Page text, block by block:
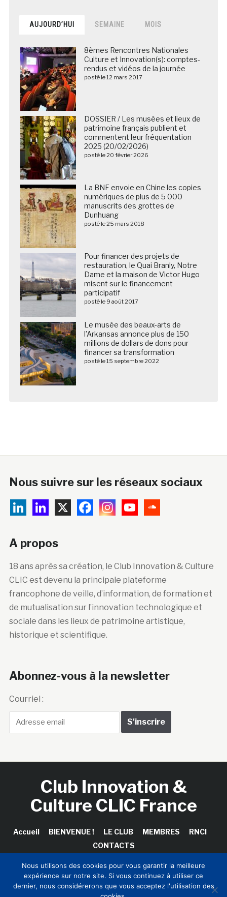
AUJOURD’HUI SEMAINE MOIS
8èmes Rencontres Nationales
Culture et Innovation(s): comptes-
rendus et vidéos de la journée
posté le 12 mars 2017
DOSSIER / Les musées et lieux de
patrimoine français publient et
commentent leur fréquentation
2025 (20/02/2026)
posté le 20 février 2026
La BNF envoie en Chine les copies
numériques de plus de 5 000
manuscrits des grottes de
Dunhuang
posté le 25 mars 2018
Pour financer des projets de
restauration, le Quai Branly, Notre
Dame et la maison de Victor Hugo
misent sur le financement
participatif
posté le 9 août 2017
Le musée des beaux-arts de
l’Arkansas annonce plus de 150
millions de dollars de dons pour
financer sa transformation
posté le 15 septembre 2022
Nous suivre sur les réseaux sociaux
A propos
18 ans après sa création, le Club Innovation & Culture
CLIC est devenu la principale plateforme
francophone de veille, d’information, de formation et
de mutualisation sur l’innovation technologique et
sociale dans les lieux de patrimoine artistique,
historique et scientifique.
Abonnez-vous à la newsletter
Courriel :
Club Innovation &
Culture CLIC France
Accueil BIENVENUE ! LE CLUB MEMBRES
RNCI
CONTACTS
Copyright © 2026 Club Innovation & Culture CLIC France /
Nous utilisons des cookies pour vous garantir la meilleure
expérience sur notre site. Si vous continuez à utiliser ce
dernier, nous considérerons que vous acceptez l'utilisation des